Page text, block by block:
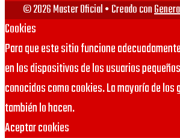
© 2026 Master Oficial• Creado con
Cookies
Para que este sitio funcione
en los dispositivos de los usuarios
conocidos como cookies. La mayoría de
también lo hacen.
Aceptar cookies